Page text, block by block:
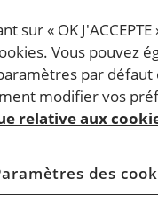
de l’ombre
s’est rendue en
2021, des millions
qu’elles sont
clandestines.
espèrent obtenir
sur « OK
Vous pouvez
par
modifier vos
relative aux
des